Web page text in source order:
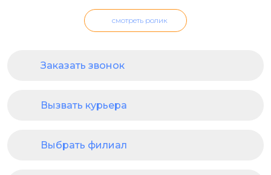
смотреть ролик
Заказать звонок
Вызвать курьера
Выбрать филиал